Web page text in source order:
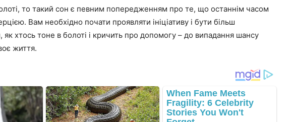
то такий сон є певним попередженням про те, що останнім часом
Вам необхідно почати проявляти ініціативу і бути більш
як хтось тоне в болоті і кричить про допомогу – до випадання шансу
життя.